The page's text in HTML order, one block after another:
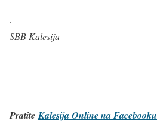
.
SBB Kalesija
PratiteKalesija Online na Facebooku